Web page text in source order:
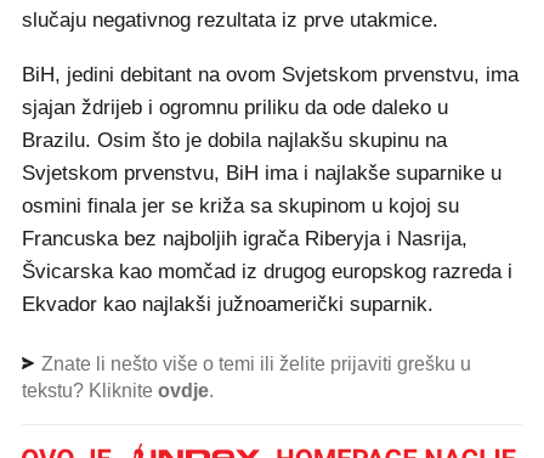
slučaju negativnog rezultata iz prve utakmice.
BiH, jedini debitant na ovom Svjetskom prvenstvu, ima
sjajan ždrijeb i ogromnu priliku da ode daleko u
Brazilu. Osim što je dobila najlakšu skupinu na
Svjetskom prvenstvu, BiH ima i najlakše suparnike u
osmini finala jer se križa sa skupinom u kojoj su
Francuska bez najboljih igrača Riberyja i Nasrija,
Švicarska kao momčad iz drugog europskog razreda i
Ekvador kao najlakši južnoamerički suparnik.
Znate li nešto više o temi ili želite prijaviti grešku u
tekstu? Kliknite ovdje.